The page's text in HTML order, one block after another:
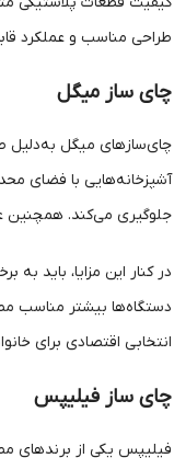
طراحی مناسب و عملکرد
چای ساز میگل
چای‌سازهای میگل به‌دلیل
آشپزخانه‌هایی با فضای
جلوگیری می‌کند. همچنین
در کنار این مزایا، باید
انتخابی اقتصادی برای
چای ساز فیلیپس
فیلیپس یکی از برندهای